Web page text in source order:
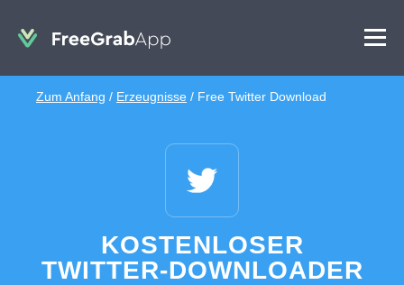
Zum Anfang / Erzeugnisse / Free Twitter Download
KOSTENLOSER
TWITTER-DOWNLOADER